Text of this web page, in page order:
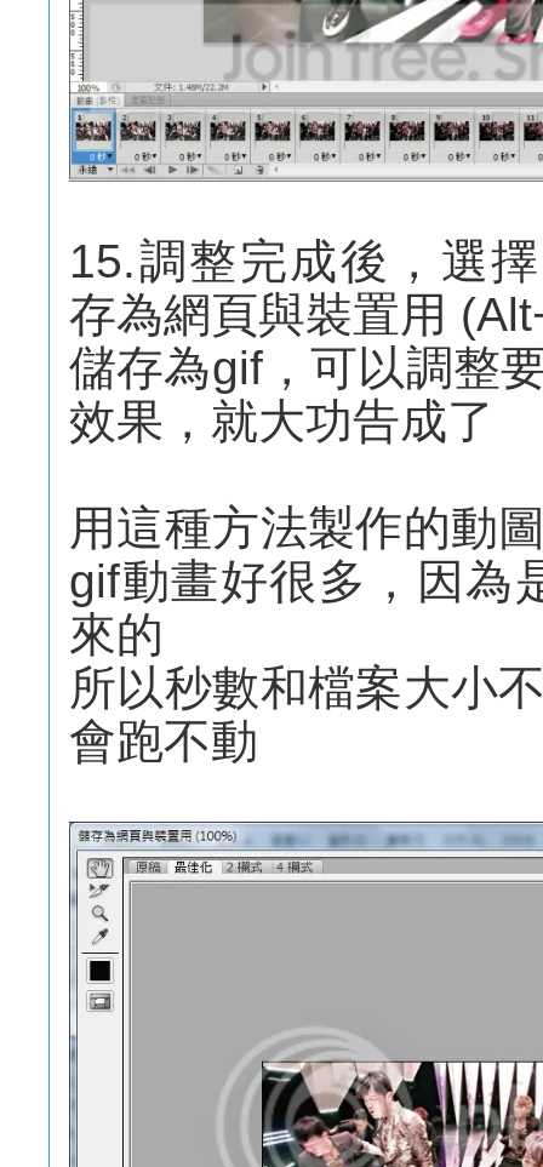
15.調整完成後，選
存為網頁與裝置用
儲存為gif，可以調整
效果，就大功告成了
用這種方法製作的動
gif動畫好很多，因為
來的
所以秒數和檔案大小
會跑不動